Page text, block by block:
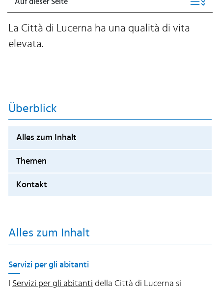
La Città di Lucerna ha una qualità di vita
elevata.
Überblick
Alles zum Inhalt
Themen
Kontakt
Alles zum Inhalt
Servizi per gli abitanti
Servizi per gli abitanti della Città di Lucerna si